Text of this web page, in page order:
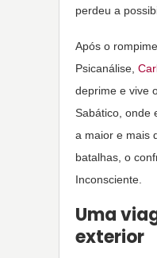
perdeu a
Após o
Psicanálise,
deprime e vive
Sabático, onde
a maior e mais
batalhas, o
Inconsciente.
Uma
exterior